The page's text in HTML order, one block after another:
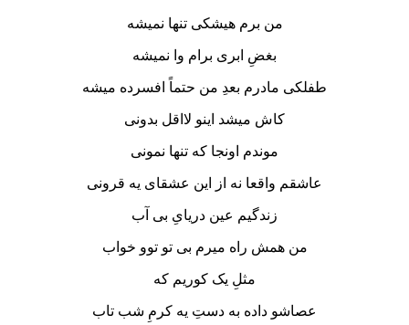
من برم هیشکی تنها نمیشه
بغضِ ابری برام وا نمیشه
طفلکی مادرم بعدِ من حتماً افسرده میشه
کاش میشد اینو لااقل بدونی
موندم اونجا که تنها نمونی
عاشقم واقعا نه از این عشقای یه قرونی
زندگیم عین دریایِ بی آب
من همش راه میرم بی تو توو خواب
مثلِ یک کوریم که
عصاشو داده به دستِ یه کرمِ شب تاب